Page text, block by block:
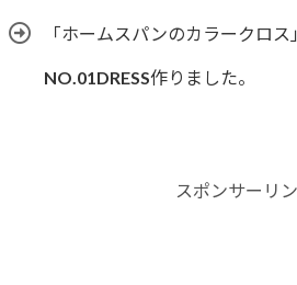
「ホームスパンのカラークロ
NO.01DRESS作りました。
スポンサーリ